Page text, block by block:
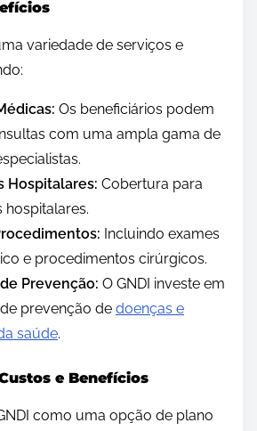
variedade de serviços e
Os beneficiários podem
com uma ampla gama de
Hospitalares: Cobertura para
Incluindo exames
e procedimentos cirúrgicos.
Prevenção: O GNDI investe em
prevenção de doenças e
saúde.
e Benefícios
como uma opção de plano